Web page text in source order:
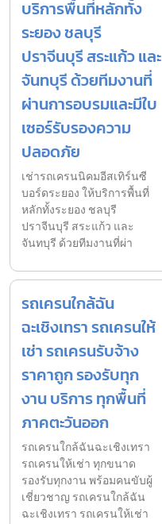
บริการพื้นที่หลักทั้ง
ระยอง ชลบุรี
ปราจีนบุรี สระแก้ว และ
จันทบุรี ด้วยทีมงานที่
ผ่านการอบรมและมีใบ
เซอร์รับรองความ
ปลอดภัย
เช่ารถเครนนิคมอีสเทิร์นซี
บอร์ดระยอง ให้บริการพื้นที่
หลักทั้งระยอง ชลบุรี
ปราจีนบุรี สระแก้ว และ
จันทบุรี ด้วยทีมงานที่ผ่า
รถเครนใกล้ฉัน
ฉะเชิงเทรา รถเครนให้
เช่า รถเครนรับจ้าง
ราคาถูก รองรับทุก
งาน บริการ ทุกพื้นที่
ภาคตะวันออก
รถเครนใกล้ฉันฉะเชิงเทรา
รถเครนให้เช่า ทุกขนาด
รองรับทุกงาน พร้อมคนขับผู้
เชี่ยวชาญ รถเครนใกล้ฉัน
ฉะเชิงเทรา รถเครนให้เช่า